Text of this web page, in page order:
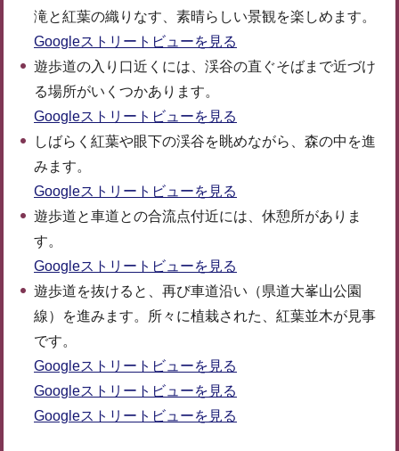
滝と紅葉の織りなす、素晴らしい景観を楽しめます。
Googleストリートビューを見る
遊歩道の入り口近くには、渓谷の直ぐそばまで近づけ
る場所がいくつかあります。
Googleストリートビューを見る
しばらく紅葉や眼下の渓谷を眺めながら、森の中を進
みます。
Googleストリートビューを見る
遊歩道と車道との合流点付近には、休憩所がありま
す。
Googleストリートビューを見る
遊歩道を抜けると、再び車道沿い（県道大峯山公園
線）を進みます。所々に植栽された、紅葉並木が見事
です。
Googleストリートビューを見る
Googleストリートビューを見る
Googleストリートビューを見る